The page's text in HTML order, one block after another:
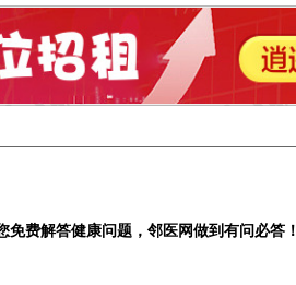
费解答健康问题，邻医网做到有问必答！